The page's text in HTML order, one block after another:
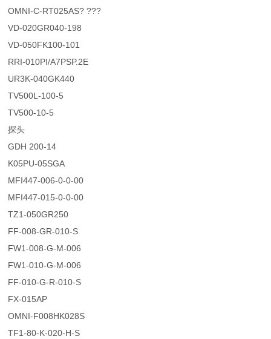
OMNI-C-RT025AS? ???
VD-020GR040-198
VD-050FK100-101
RRI-010PI/A7PSP.2E
UR3K-040GK440
TV500L-100-5
TV500-10-5
探头
GDH 200-14
K05PU-05SGA
MFI447-006-0-0-00
MFI447-015-0-0-00
TZ1-050GR250
FF-008-GR-010-S
FW1-008-G-M-006
FW1-010-G-M-006
FF-010-G-R-010-S
FX-015AP
OMNI-F008HK028S
TF1-80-K-020-H-S